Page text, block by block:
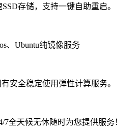
存储，支持一键自助重启。
、Ubuntu纯镜像服务
安全稳定使用弹性计算服务。
全天候无休随时为您提供服务！